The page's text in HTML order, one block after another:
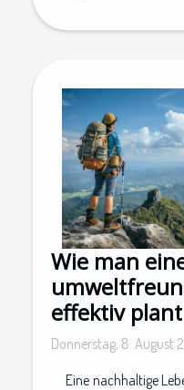
Wie man
effektiv
Donnerstag, 8. August
Eine nachhaltige